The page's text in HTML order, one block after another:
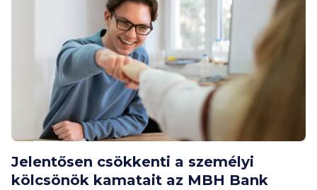
miközben a havi albérleti díjak 200-300 ezer forint
között alakulnak. Mindezekre tekintettel, a
fiataloknak már első pénzügyi döntéseiknél
érdemes hosszú távon tervezniük.
Jelentősen csökkenti a személyi
kölcsönök kamatait az MBH Bank